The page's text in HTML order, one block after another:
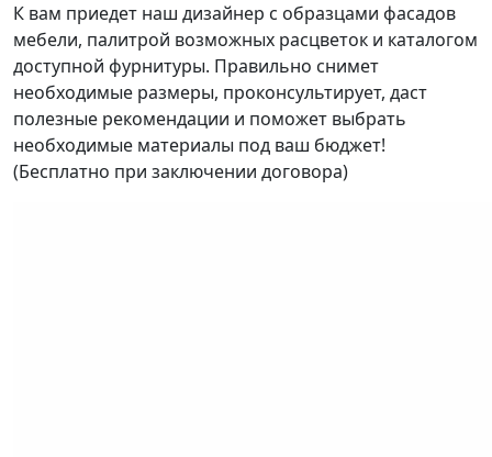
К вам приедет наш дизайнер с образцами фасадов
мебели, палитрой возможных расцветок и каталогом
доступной фурнитуры. Правильно снимет
необходимые размеры, проконсультирует, даст
полезные рекомендации и поможет выбрать
необходимые материалы под ваш бюджет!
(Бесплатно при заключении договора)